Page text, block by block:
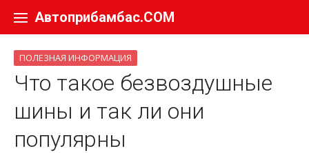
Автоприбамбас.COM
ПОЛЕЗНАЯ ИНФОРМАЦИЯ
Что такое безвоздушные
шины и так ли они
популярны